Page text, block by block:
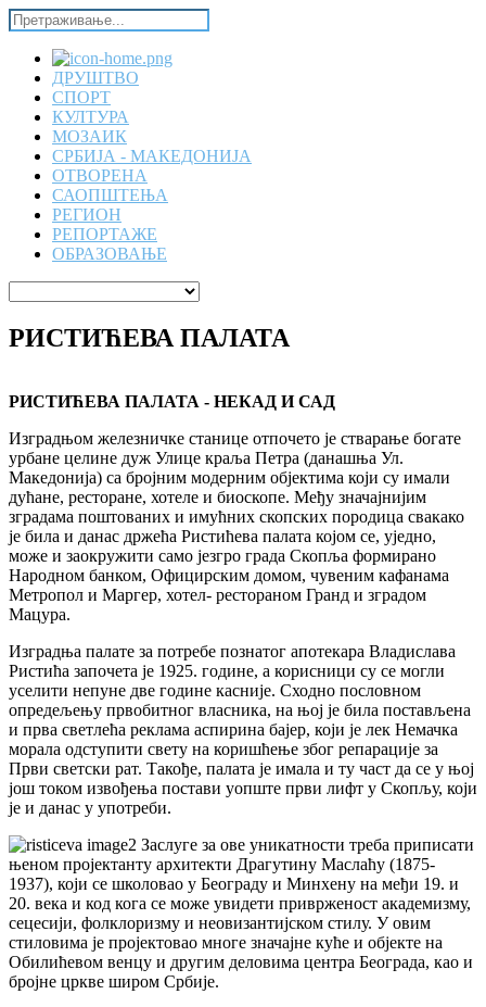
ДРУШТВО
СПОРТ
КУЛТУРА
МОЗАИК
СРБИЈА - МАКЕДОНИЈА
ОТВОРЕНА
САОПШТЕЊА
РЕГИОН
РЕПОРТАЖЕ
ОБРАЗОВАЊЕ
РИСТИЋЕВА ПАЛАТА
РИСТИЋЕВА ПАЛАТА - НЕКАД И САД
Изградњом железничке станице отпочето је стварање богате
урбане целине дуж Улице краља Петра (данашња Ул.
Македонија) са бројним модерним објектима који су имали
дућане, ресторане, хотеле и биоскопе. Међу значајнијим
зградама поштованих и имућних скопских породица свакако
је била и данас држећа Ристићева палата којом се, уједно,
може и заокружити само језгро града Скопља формирано
Народном банком, Официрским домом, чувеним кафанама
Метропол и Маргер, хотел- рестораном Гранд и зградом
Мацура.
Изградња палате за потребе познатог апотекара Владислава
Ристића започета је 1925. године, а корисници су се могли
уселити непуне две године касније. Сходно пословном
опредељењу првобитног власника, на њој је била постављена
и прва светлећа реклама аспирина бајер, који је лек Немачка
морала одступити свету на коришћење због репарације за
Први светски рат. Такође, палата је имала и ту част да се у њој
још током извођења постави уопште први лифт у Скопљу, који
је и данас у употреби.
Заслуге за ове уникатности треба приписати
њеном пројектанту архитекти Драгутину Маслаћу (1875-
1937), који се школовао у Београду и Минхену на међи 19. и
20. века и код кога се може увидети приврженост академизму,
сецесији, фолклоризму и неовизантијском стилу. У овим
стиловима је пројектовао многе значајне куће и објекте на
Обилићевом венцу и другим деловима центра Београда, као и
бројне цркве широм Србије.